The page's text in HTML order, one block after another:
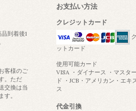
到着後1
客様のご
。ただ
交換は当
。
お支払い方法
クレジットカード
ットカード
使用可能カード
VISA ・ダイナース ・マスタ
ド ・JCB・アメリカン・エキ
ス
代金引換